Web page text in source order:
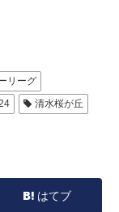
リーグ
清水桜が丘
はてブ